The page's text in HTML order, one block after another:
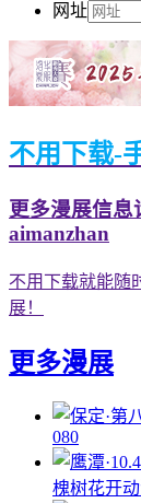
网址
不用下载-
更多漫展信息
aimanzhan
不用下载就能随
展！
更多漫展
080
槐树花开